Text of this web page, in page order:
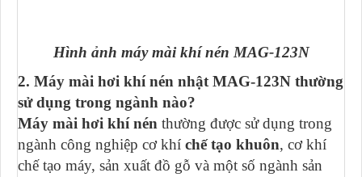
Hình ảnh máy mài khí nén MAG-123N
2. Máy mài hơi khí nén nhật MAG-123N thường
sử dụng trong ngành nào?
Máy mài hơi khí nén thường được sử dụng trong
ngành công nghiệp cơ khí chế tạo khuôn, cơ khí
chế tạo máy, sản xuất đồ gỗ và một số ngành sản